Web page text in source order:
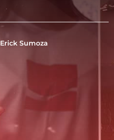
Erick Sumoza